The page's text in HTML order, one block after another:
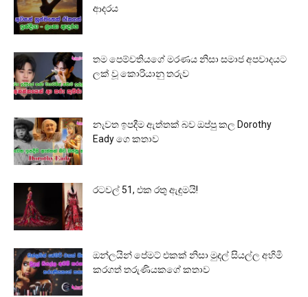
ආදරය
තම පෙම්වතියගේ මරණය නිසා සමාජ අපවාදයට
ලක් වූ කොරියානු තරුව
නැවත ඉපදීම ඇත්තක් බව ඔප්පු කල Dorothy
Eady ගෙ කතාව
රටවල් 51, එක රතු ඇඳුමයි!
ඔන්ලයින් පේමට් එකක් නිසා මුදල් සියල්ල අහිමි
කරගත් තරුණියකගේ කතාව